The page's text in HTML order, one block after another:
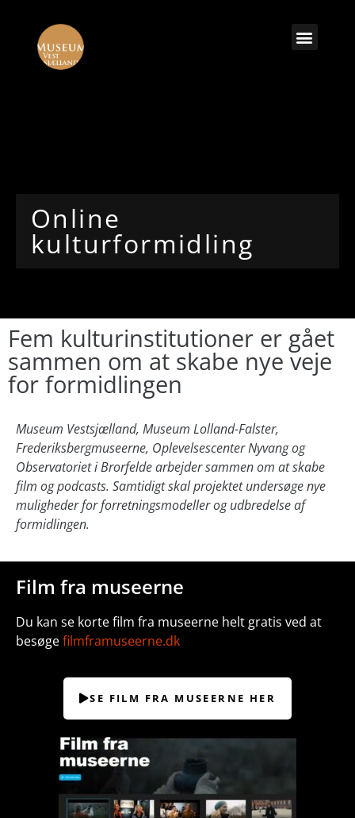
Online
kulturformidling
Fem kulturinstitutioner er gået
sammen om at skabe nye veje
for formidlingen
Museum Vestsjælland, Museum Lolland-Falster,
Frederiksbergmuseerne, Oplevelsescenter Nyvang og
Observatoriet i Brorfelde arbejder sammen om at skabe
film og podcasts. Samtidigt skal projektet undersøge nye
muligheder for forretningsmodeller og udbredelse af
formidlingen.
Film fra museerne
Du kan se korte film fra museerne helt gratis ved at
besøgefilmframuseerne.dk
SE FILM FRA MUSEERNE HER